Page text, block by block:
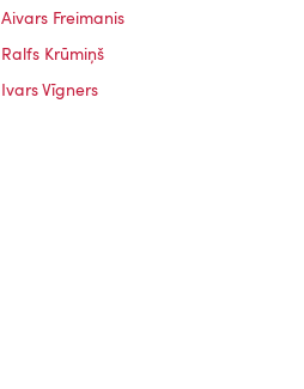
Aivars Freimanis
Ralfs Krūmiņš
Ivars Vīgners